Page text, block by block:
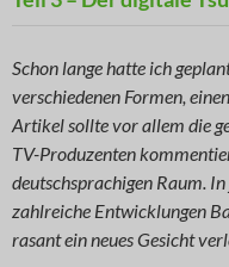
Schon lange hatte ich
verschiedenen Formen,
Artikel sollte vor allem die
TV-Produzenten
deutschsprachigen Raum.
zahlreiche Entwicklungen
rasant ein neues Gesicht